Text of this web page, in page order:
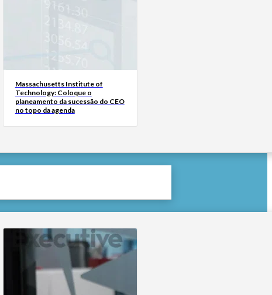
Massachusetts Institute of
Technology: Coloque o
planeamento da sucessão do CEO
no topo da agenda